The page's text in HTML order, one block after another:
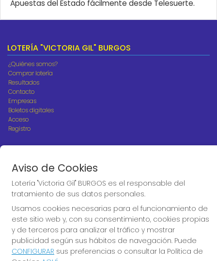
Apuestas del Estado fácilmente desde Telesuerte.
LOTERÍA "VICTORIA GIL" BURGOS
¿Quiénes somos?
Comprar lotería
Resultados
Contacto
Empresas
Boletos digitales
Acceso
Registro
CONTACTO
ADMINISTRACION DE LOTERIAS Nº10 BURGOS - Receptor
Oficial 18775
947487318
Clica aquí para contactar por WhatsApp
668647944
loteria@victoriagil.com
Aviso de Cookies
Lotería "Victoria Gil" BURGOS es el responsable del
tratamiento de sus datos personales.
Usamos cookies necesarias para el funcionamiento de
este sitio web y, con su consentimiento, cookies propias
y de terceros para analizar el tráfico y mostrar
publicidad según sus hábitos de navegación. Puede
CONFIGURAR sus preferencias o consultar la Política de